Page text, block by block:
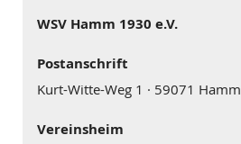
WSV Hamm 1930 e.V.
Postanschrift
Kurt-Witte-Weg 1 · 59071 Hamm
Vereinsheim